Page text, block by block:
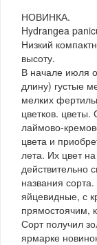
НОВИНКА.
Hydrangea
Низкий
высоту.
В начале июля
длину) густые
мелких
цветков.
лаймово-
цвета и
лета. Их цвет
действительно
названия
яйцевидные, с
прямостоячим,
Сорт получил
ярмарке